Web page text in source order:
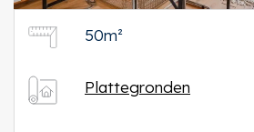
50m²
Plattegronden